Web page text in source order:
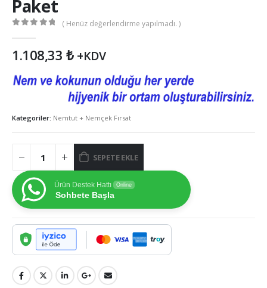
Paket
( Henüz değerlendirme yapılmadı. )
1.108,33 ₺ +KDV
Kategoriler: Nemtut + Nemçek Fırsat
SEPETE EKLE
Ürün Destek Hattı Online
Sohbete Başla